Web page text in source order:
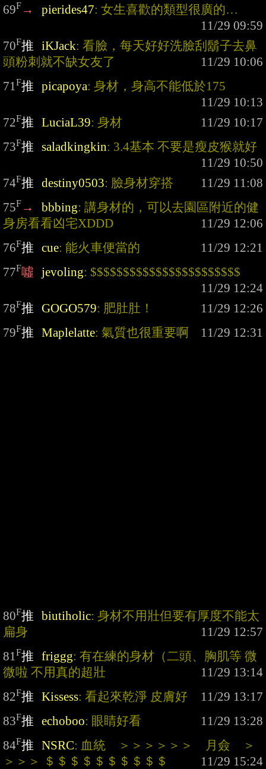
69F → pierides47: 女生喜歡的類型很廣的…
70F推 iKJack: 看臉，每天好好洗臉刮鬍子去鼻
頭粉刺就不缺女友了
71 F推 picapoya: 身材，身高不能低於175
72F推 LuciaL39: 身材
73F推 saladkingkin: 3.4基本 不要是瘦皮猴就好
74F推 destiny0503: 臉身材穿搭
75F → bbbing: 講身材的，可以去園區附近的健
身房看看凶宅XDDD
76F推 cue: 能火車便當的
77F噓 jevoling: $$$$$$$$$$$$$$$$$$$$$$$
78F推 GOGO579: 肥肚肚！
79F推 Maplelatte: 氣質也很重要啊
80F推 biutiholic: 身材不用壯但要有厚度不能太
扁身
81 F推 friggg: 有在練的身材（二頭、胸肌等 微
微啦 不用真的超壯
82F推 Kissess: 看起來乾淨 皮膚好
83F推 echoboo: 眼睛好看
84F推 NSRC: 血統　＞＞＞＞＞＞　月僉　＞
＞＞＞ ＄＄＄＄＄＄＄＄＄＄